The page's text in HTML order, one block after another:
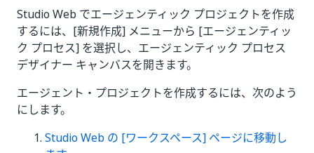
Studio Web でエージェンティック プロジェクトを作成
するには、[新規作成] メニューから [エージェンティッ
ク プロセス] を選択し、エージェンティック プロセス
デザイナー キャンバスを開きます。
エージェント・プロジェクトを作成するには、次のよう
にします。
Studio Web の [ワークスペース] ページに移動し